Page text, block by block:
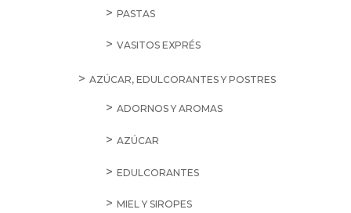
PASTAS
VASITOS EXPRÉS
AZÚCAR, EDULCORANTES Y POSTRES
ADORNOS Y AROMAS
AZÚCAR
EDULCORANTES
MIEL Y SIROPES